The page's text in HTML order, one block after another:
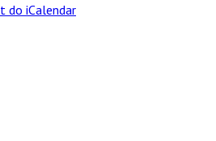
do iCalendar